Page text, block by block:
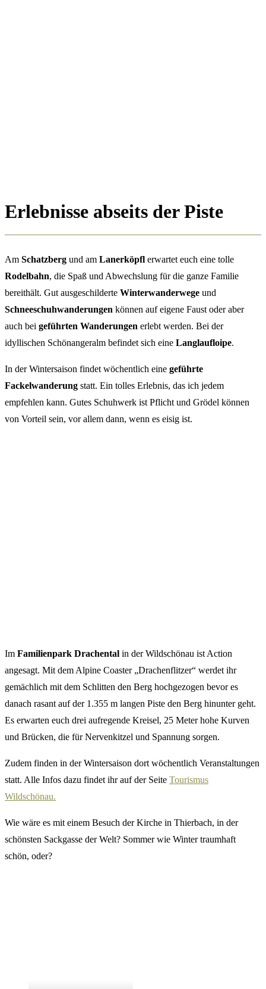
Erlebnisse abseits der Piste
Am Schatzberg und am Lanerköpfl erwartet euch eine tolle
Rodelbahn, die Spaß und Abwechslung für die ganze Familie
bereithält. Gut ausgeschilderte Winterwanderwege und
Schneeschuhwanderungen können auf eigene Faust oder aber
auch bei geführten Wanderungen erlebt werden. Bei der
idyllischen Schönangeralm befindet sich eine Langlaufloipe.
In der Wintersaison findet wöchentlich eine geführte
Fackelwanderung statt. Ein tolles Erlebnis, das ich jedem
empfehlen kann. Gutes Schuhwerk ist Pflicht und Grödel können
von Vorteil sein, vor allem dann, wenn es eisig ist.
Im Familienpark Drachental in der Wildschönau ist Action
angesagt. Mit dem Alpine Coaster „Drachenflitzer“ werdet ihr
gemächlich mit dem Schlitten den Berg hochgezogen bevor es
danach rasant auf der 1.355 m langen Piste den Berg hinunter geht.
Es erwarten euch drei aufregende Kreisel, 25 Meter hohe Kurven
und Brücken, die für Nervenkitzel und Spannung sorgen.
Zudem finden in der Wintersaison dort wöchentlich Veranstaltungen
statt. Alle Infos dazu findet ihr auf der Seite Tourismus
Wildschönau.
Wie wäre es mit einem Besuch der Kirche in Thierbach, in der
schönsten Sackgasse der Welt? Sommer wie Winter traumhaft
schön, oder?